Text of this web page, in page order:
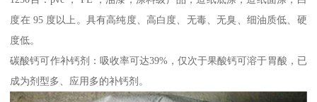
度在 95 度以上。具有高纯度、高白度、无毒、无臭、细油质低、硬
度低。
碳酸钙可作补钙剂：吸收率可达39%，仅次于果酸钙可溶于胃酸，已
成为剂型多、应用多的补钙剂。